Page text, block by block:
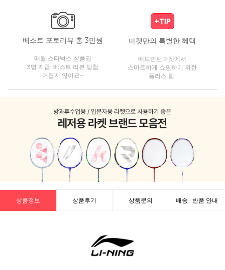
베스트 포토리뷰 총 3만원
매월 스타벅스 상품권
3명 지급! 베스트 리뷰 당첨
어렵지 않아요~
마켓만의 특별한 혜택
배드민턴마켓에서
스마트하게 쇼핑하기 위한
플러스 팁!
상품정보 상품후기 상품문의 배송 · 반품 안내